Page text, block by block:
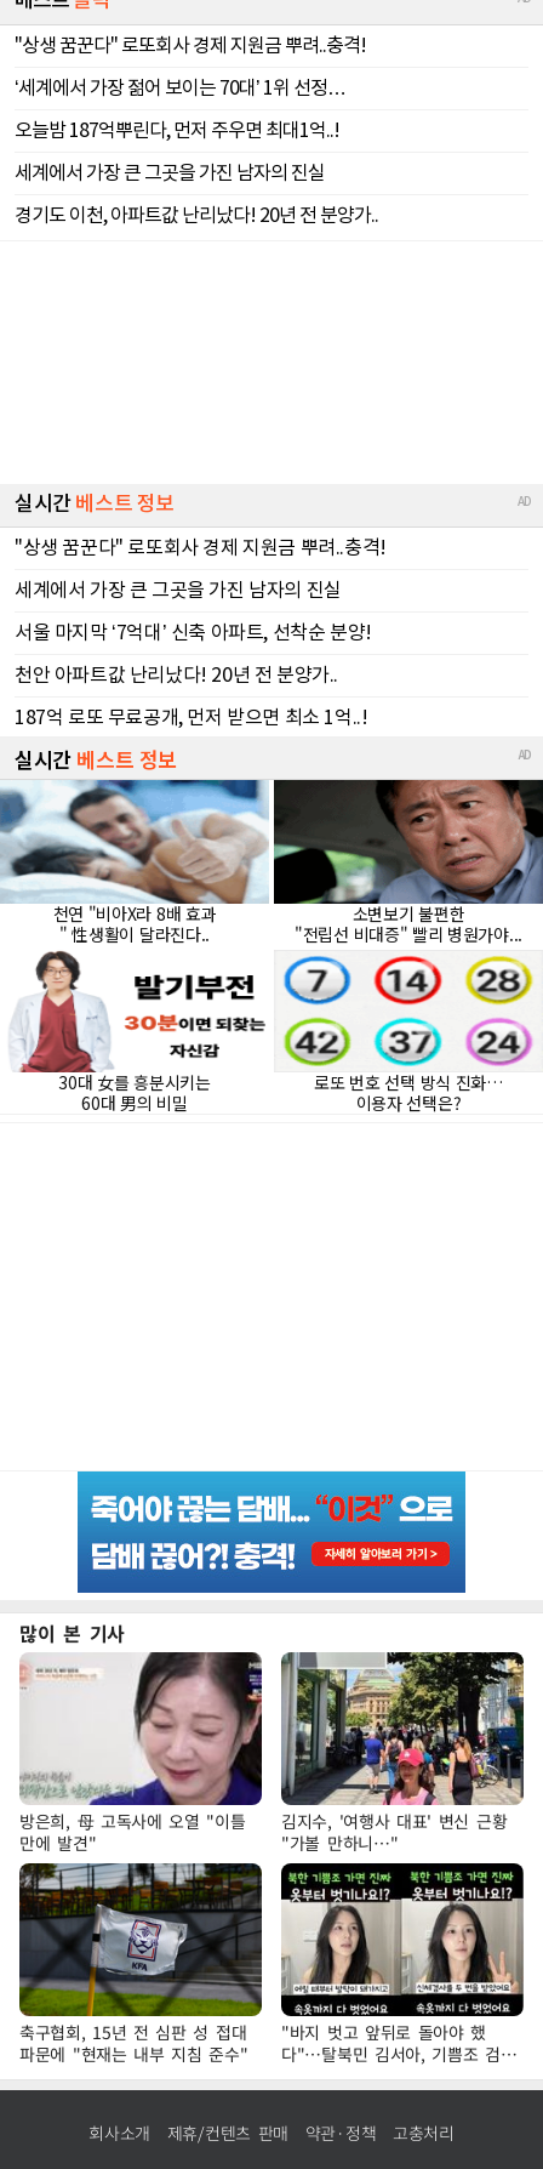
많이 본 기사
방은희, 母 고독사에 오열 "이틀
만에 발견"
김지수, '여행사 대표' 변신 근황
"가볼 만하니…"
축구협회, 15년 전 심판 성 접대
파문에 "현재는 내부 지침 준수"
"바지 벗고 앞뒤로 돌아야 했
다"…탈북민 김서아, 기쁨조 검사
수치심 회상
회사소개 제휴/컨텐츠 판매 약관·정책 고충처리